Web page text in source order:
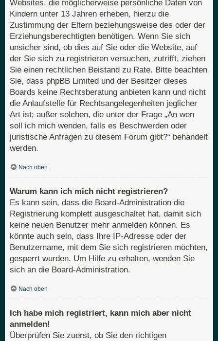
Websites, die möglicherweise persönliche Daten von
Kindern unter 13 Jahren erheben, hierzu die
Zustimmung der Eltern beziehungsweise des oder der
Erziehungsberechtigten benötigen. Wenn Sie sich
unsicher sind, ob dies auf Sie oder die Website, auf
der Sie sich zu registrieren versuchen, zutrifft, ziehen
Sie einen rechtlichen Beistand zu Rate. Bitte beachten
Sie, dass phpBB Limited und der Besitzer dieses
Boards keine Rechtsberatung anbieten kann und nicht
die Anlaufstelle für Rechtsangelegenheiten jeglicher
Art ist; außer solchen, die unter der Frage „An wen
soll ich mich wenden, falls es Beschwerden oder
juristische Anfragen zu diesem Forum gibt?“ behandelt
werden.
Nach oben
Warum kann ich mich nicht registrieren?
Es kann sein, dass die Board-Administration die
Registrierung komplett ausgeschaltet hat, damit sich
keine neuen Benutzer mehr anmelden können. Es
könnte auch sein, dass Ihre IP-Adresse oder der
Benutzername, mit dem Sie sich registrieren möchten,
gesperrt wurden. Um Hilfe zu erhalten, wenden Sie
sich an die Board-Administration.
Nach oben
Ich habe mich registriert, kann mich aber nicht
anmelden!
Überprüfen Sie zuerst, ob Sie den richtigen